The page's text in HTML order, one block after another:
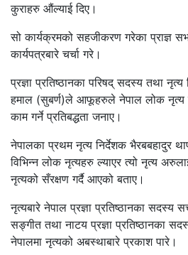
कुराहरु औंल्याई दिए।
सो कार्यक्रमको सहजीकरण गरेका प्राज्ञ
कार्यपत्रबारे चर्चा गरे।
प्रज्ञा प्रतिष्ठानका परिषद् सदस्य तथा
हमाल (सुबर्ण)ले आफूहरुले नेपाल लोक नृत्य
काम गर्ने प्रतिबद्धता जनाए।
नेपालका प्रथम नृत्य निर्देशक भैरबबहादुर
विभिन्न लोक नृत्यहरु ल्याएर त्यो नृत्य
नृत्यको सँरक्षण गर्दै आएको बताए।
नृत्यबारे नेपाल प्रज्ञा प्रतिष्ठानका सदस्य
सङ्गीत तथा नाटय प्रज्ञा प्रतिष्ठानका
नेपालमा नृत्यको अबस्थाबारे प्रकाश पारे।